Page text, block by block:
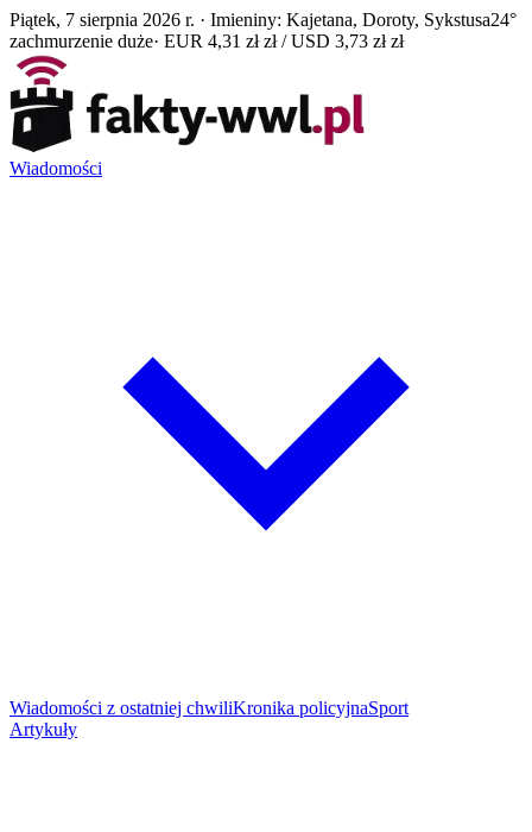
Piątek, 7 sierpnia 2026 r. · Imieniny: Kajetana, Doroty, Sykstusa24°
zachmurzenie duże· EUR 4,31 zł zł / USD 3,73 zł zł
Wiadomości
Wiadomości z ostatniej chwiliKronika policyjnaSport
Artykuły